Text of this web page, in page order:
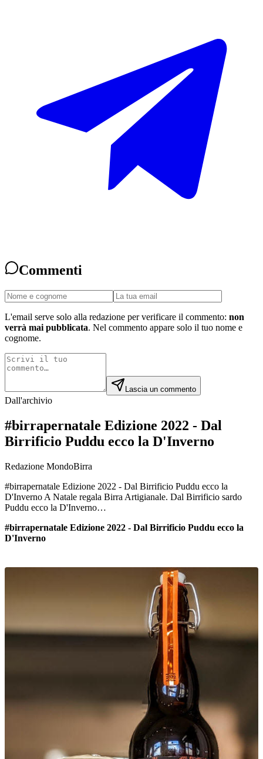
Commenti
L'email serve solo alla redazione per verificare il commento: non
verrà mai pubblicata. Nel commento appare solo il tuo nome e
cognome.
Lascia un commento
Dall'archivio
#birrapernatale Edizione 2022 - Dal
Birrificio Puddu ecco la D'Inverno
Redazione MondoBirra
#birrapernatale Edizione 2022 - Dal Birrificio Puddu ecco la
D'Inverno A Natale regala Birra Artigianale. Dal Birrificio sardo
Puddu ecco la D'Inverno…
#birrapernatale Edizione 2022 - Dal Birrificio Puddu ecco la
D'Inverno